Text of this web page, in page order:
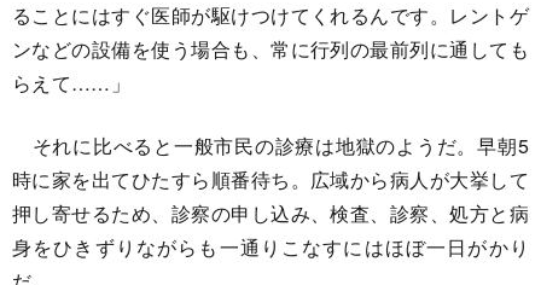
ることにはすぐ医師が駆けつけてくれるんです。レントゲ
ンなどの設備を使う場合も、常に行列の最前列に通しても
らえて……」
それに比べると一般市民の診療は地獄のようだ。早朝5
時に家を出てひたすら順番待ち。広域から病人が大挙して
押し寄せるため、診察の申し込み、検査、診察、処方と病
身をひきずりながらも一通りこなすにはほぼ一日がかり